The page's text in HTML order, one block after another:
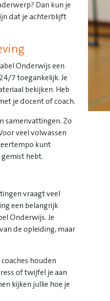
Dan kun je
dat je achterblijft
Onderwijs een
7 toegankelijk. Je
bekijken. Heb
je docent of coach.
samenvattingen. Zo
veel volwassen
kunt
gemist hebt.
vraagt veel
een belangrijk
Onderwijs. Je
de opleiding, maar
houden
of twijfel je aan
kijken jullie hoe je